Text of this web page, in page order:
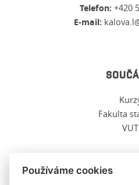
Telefon: +420
E-mail:
Fakulta
VUT
Používáme cookies